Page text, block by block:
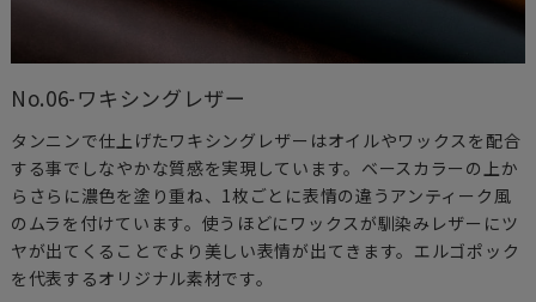
No.06-ワキシングレザー
タンニンで仕上げたワキシングレザーはオイルやワックスを配合
する事でしなやかな質感を実現しています。ベースカラーの上か
らさらに濃色を塗り重ね、1枚ごとに表情の違うアンティーク風
のムラを付けています。使うほどにワックスが馴染みレザーにツ
ヤが出てくることでより美しい表情が出てきます。エルゴポック
を代表するオリジナル素材です。